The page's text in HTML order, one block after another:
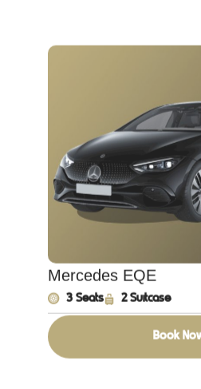
3 Seats 2 Suitcase
Book Now